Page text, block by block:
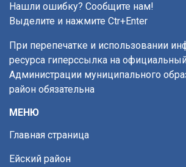
Нашли ошибку? Сообщите нам!
Выделите и нажмите Ctr+Enter
При перепечатке и использовании
ресурса гиперссылка на
Администрации муниципального
район обязательна
МЕНЮ
Главная страница
Ейский район